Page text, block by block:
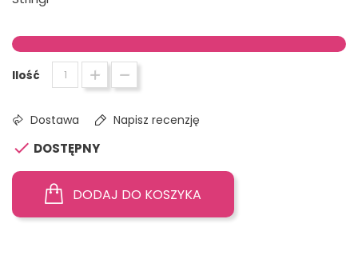
Ilość
Dostawa Napisz recenzję
 DOSTĘPNY
DODAJ DO KOSZYKA